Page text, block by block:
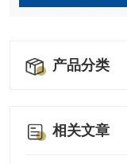
产品分类
相关文章